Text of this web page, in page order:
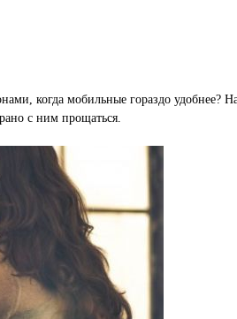
когда мобильные гораздо
с ним прощаться.